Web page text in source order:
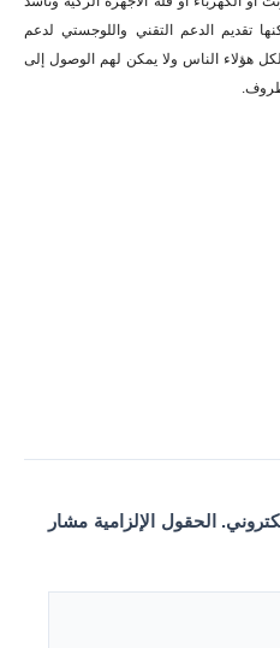
تقديم الدعم التقني واللوجستي لدعم
لكل هؤلاء الناس ولا يمكن لهم الوصول إلى
الحقول الإلزامية مشار